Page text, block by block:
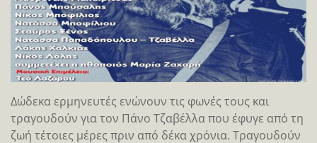
Δώδεκα ερμηνευτές ενώνουν τις φωνές τους και
τραγουδούν για τον Πάνο Τζαβέλλα που έφυγε από τη
ζωή τέτοιες μέρες πριν από δέκα χρόνια. Τραγουδούν